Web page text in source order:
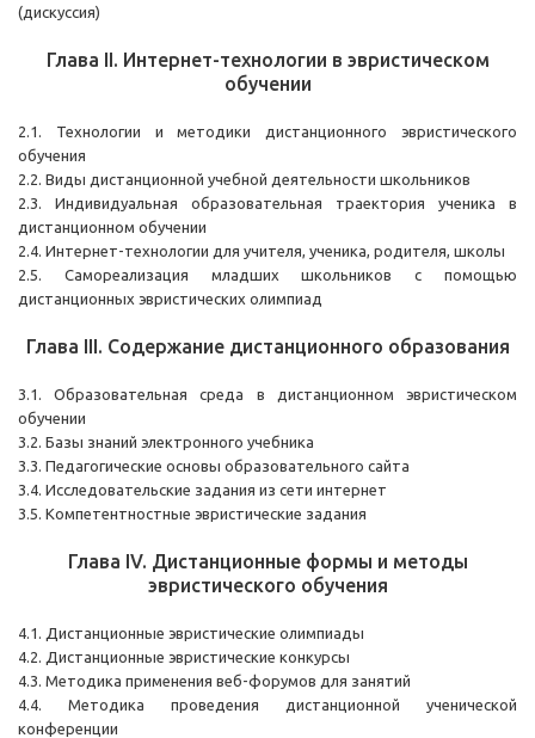
(дискуссия)
Глава II. Интернет-технологии в эвристическом
обучении
2.1. Технологии и методики дистанционного эвристического
обучения
2.2. Виды дистанционной учебной деятельности школьников
2.3. Индивидуальная образовательная траектория ученика в
дистанционном обучении
2.4. Интернет-технологии для учителя, ученика, родителя, школы
2.5. Самореализация младших школьников с помощью
дистанционных эвристических олимпиад
Глава III. Содержание дистанционного образования
3.1. Образовательная среда в дистанционном эвристическом
обучении
3.2. Базы знаний электронного учебника
3.3. Педагогические основы образовательного сайта
3.4. Исследовательские задания из сети интернет
3.5. Компетентностные эвристические задания
Глава IV. Дистанционные формы и методы
эвристического обучения
4.1. Дистанционные эвристические олимпиады
4.2. Дистанционные эвристические конкурсы
4.3. Методика применения веб-форумов для занятий
4.4. Методика проведения дистанционной ученической
конференции